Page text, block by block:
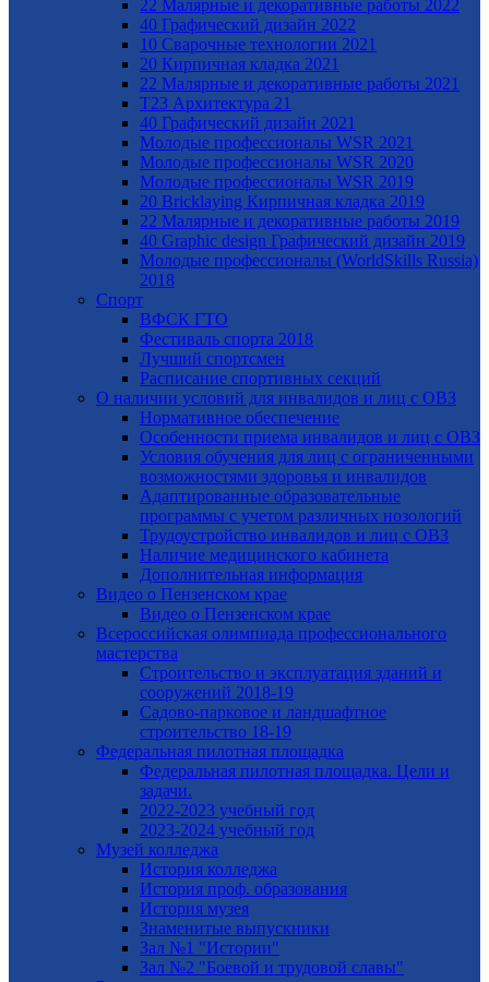
22 Малярные и декоративные работы 2022
40 Графический дизайн 2022
10 Сварочные технологии 2021
20 Кирпичная кладка 2021
22 Малярные и декоративные работы 2021
Т23 Архитектура 21
40 Графический дизайн 2021
Молодые профессионалы WSR 2021
Молодые профессионалы WSR 2020
Молодые профессионалы WSR 2019
20 Bricklaying Кирпичная кладка 2019
22 Малярные и декоративные работы 2019
40 Graphic design Графический дизайн 2019
Молодые профессионалы (WorldSkills Russia)
2018
Спорт
ВФСК ГТО
Фестиваль спорта 2018
Лучший спортсмен
Расписание спортивных секций
О наличии условий для инвалидов и лиц с ОВЗ
Нормативное обеспечение
Особенности приема инвалидов и лиц с ОВЗ
Условия обучения для лиц с ограниченными
возможностями здоровья и инвалидов
Адаптированные образовательные
программы с учетом различных нозологий
Трудоустройство инвалидов и лиц с ОВЗ
Наличие медицинского кабинета
Дополнительная информация
Видео о Пензенском крае
Видео о Пензенском крае
Всероссийская олимпиада профессионального
мастерства
Строительство и эксплуатация зданий и
сооружений 2018-19
Садово-парковое и ландшафтное
строительство 18-19
Федеральная пилотная площадка
Федеральная пилотная площадка. Цели и
задачи.
2022-2023 учебный год
2023-2024 учебный год
Музей колледжа
История колледжа
История проф. образования
История музея
Знаменитые выпускники
Зал №1 "Истории"
Зал №2 "Боевой и трудовой славы"